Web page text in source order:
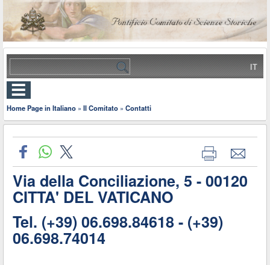
IT
Home Page in Italiano » Il Comitato » Contatti
Via della Conciliazione, 5 - 00120
CITTA' DEL VATICANO
Tel. (+39) 06.698.84618 - (+39)
06.698.74014